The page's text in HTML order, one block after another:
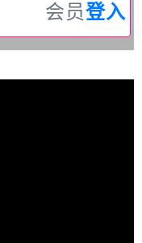
会员登入